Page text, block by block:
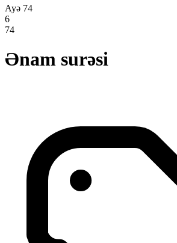
Ayə 74
6
74
Ənam surəsi